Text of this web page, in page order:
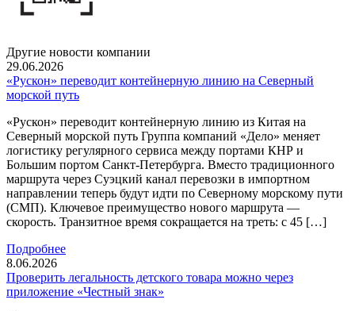
Другие новости компании
29.06.2026
«Рускон» переводит контейнерную линию на Северный
морской путь
«Рускон» переводит контейнерную линию из Китая на
Северный морской путь Группа компаний «Дело» меняет
логистику регулярного сервиса между портами КНР и
Большим портом Санкт-Петербурга. Вместо традиционного
маршрута через Суэцкий канал перевозки в импортном
направлении теперь будут идти по Северному морскому пути
(СМП). Ключевое преимущество нового маршрута —
скорость. Транзитное время сокращается на треть: с 45 […]
Подробнее
8.06.2026
Проверить легальность детского товара можно через
приложение «Честный знак»